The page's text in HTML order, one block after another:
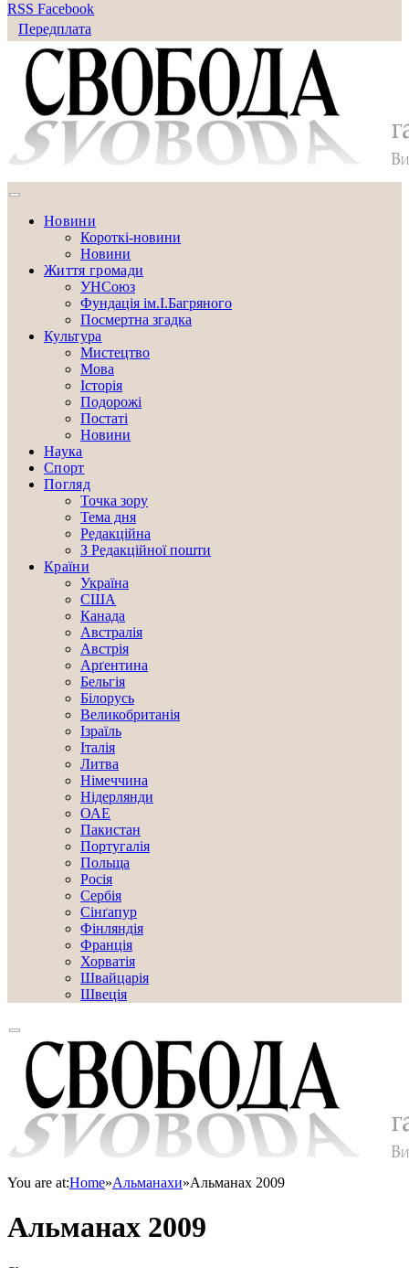
RSS Facebook
Передплата
Новини
Короткі-новини
Новини
Життя громади
УНСоюз
Фундація ім.І.Багряного
Посмертна згадка
Культура
Мистецтво
Мова
Історія
Подорожі
Постаті
Новини
Наука
Спорт
Погляд
Точка зору
Тема дня
Редакційна
З Редакційної пошти
Країни
Україна
США
Канада
Австралія
Австрія
Арґентина
Бельгія
Білорусь
Великобританія
Ізраїль
Італія
Литва
Німеччина
Нідерлянди
ОАЕ
Пакистан
Португалія
Польща
Росія
Сербія
Сінґапур
Фінляндія
Франція
Хорватія
Швайцарія
Швеція
You are at:Home»Альманахи»Альманах 2009
Альманах 2009